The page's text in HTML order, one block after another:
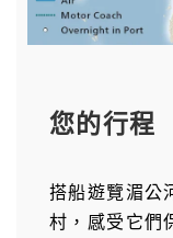
您的行程
搭船遊覽湄公
村，感受它們